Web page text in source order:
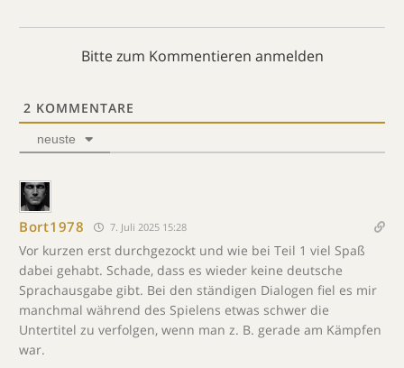
Bitte zum Kommentieren anmelden
2 KOMMENTARE
neuste
Bort1978 7. Juli 2025 15:28
Vor kurzen erst durchgezockt und wie bei Teil 1 viel Spaß
dabei gehabt. Schade, dass es wieder keine deutsche
Sprachausgabe gibt. Bei den ständigen Dialogen fiel es mir
manchmal während des Spielens etwas schwer die
Untertitel zu verfolgen, wenn man z. B. gerade am Kämpfen
war.